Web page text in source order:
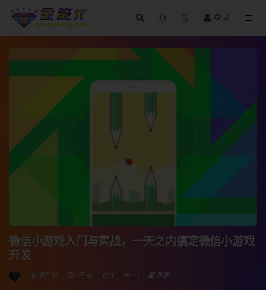
登录
微信小游戏入门与实战，一天之内搞定微信小游戏
开发
前端开发 3年前 1 57 免费